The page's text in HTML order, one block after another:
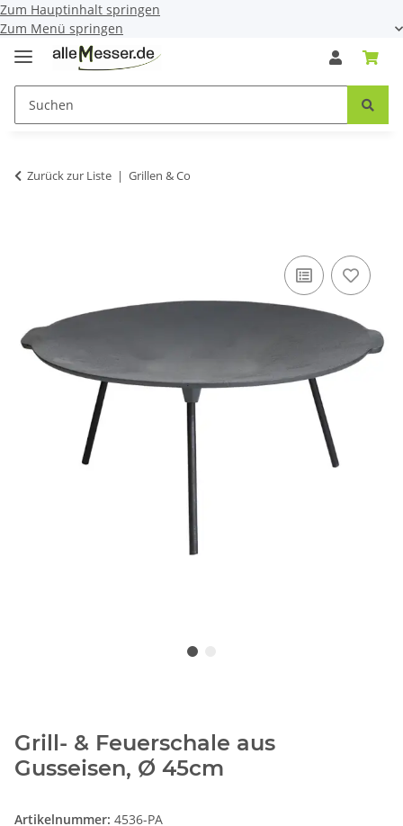
Zum Hauptinhalt springen
Zum Menü springen
Zurück zur Liste Grillen & Co
Grill- & Feuerschale aus
Gusseisen, Ø 45cm
Artikelnummer: 4536-PA